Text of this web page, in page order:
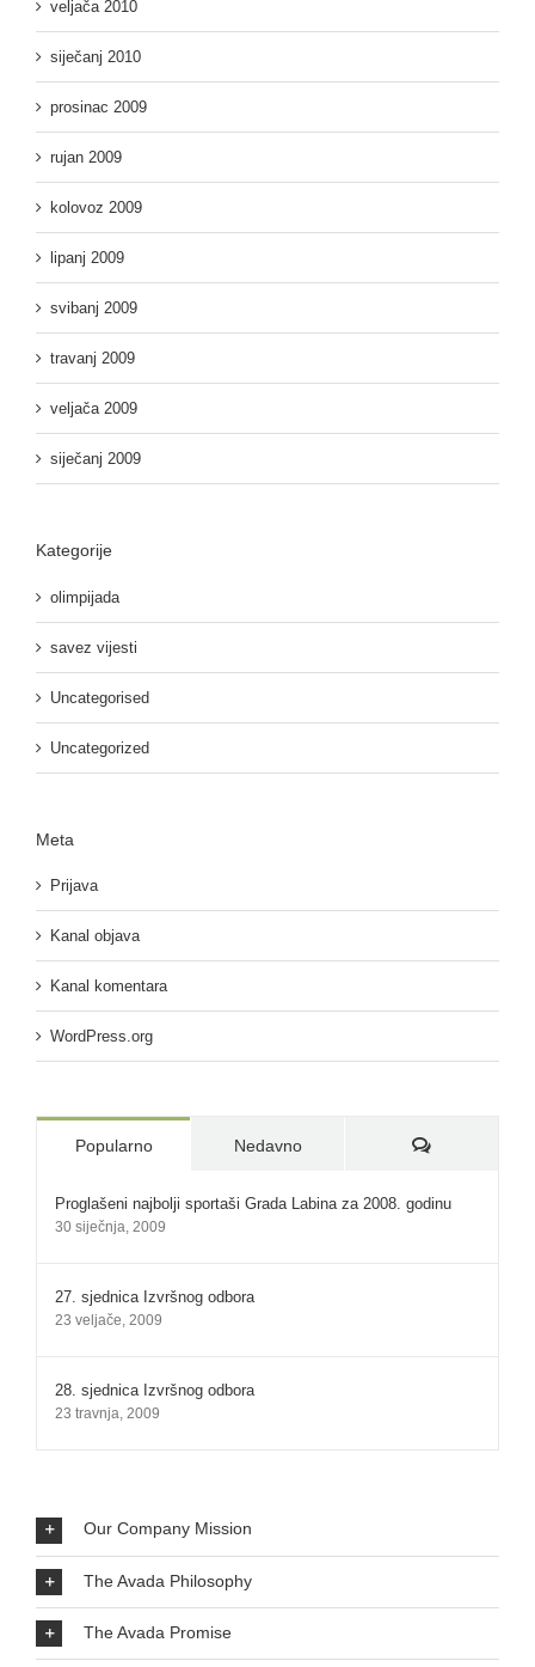
veljača 2010
siječanj 2010
prosinac 2009
rujan 2009
kolovoz 2009
lipanj 2009
svibanj 2009
travanj 2009
veljača 2009
siječanj 2009
Kategorije
olimpijada
savez vijesti
Uncategorised
Uncategorized
Meta
Prijava
Kanal objava
Kanal komentara
WordPress.org
Popularno Nedavno Komentari:
Proglašeni najbolji sportaši Grada Labina za 2008. godinu
30 siječnja, 2009
27. sjednica Izvršnog odbora
23 veljače, 2009
28. sjednica Izvršnog odbora
23 travnja, 2009
Our Company Mission
The Avada Philosophy
The Avada Promise